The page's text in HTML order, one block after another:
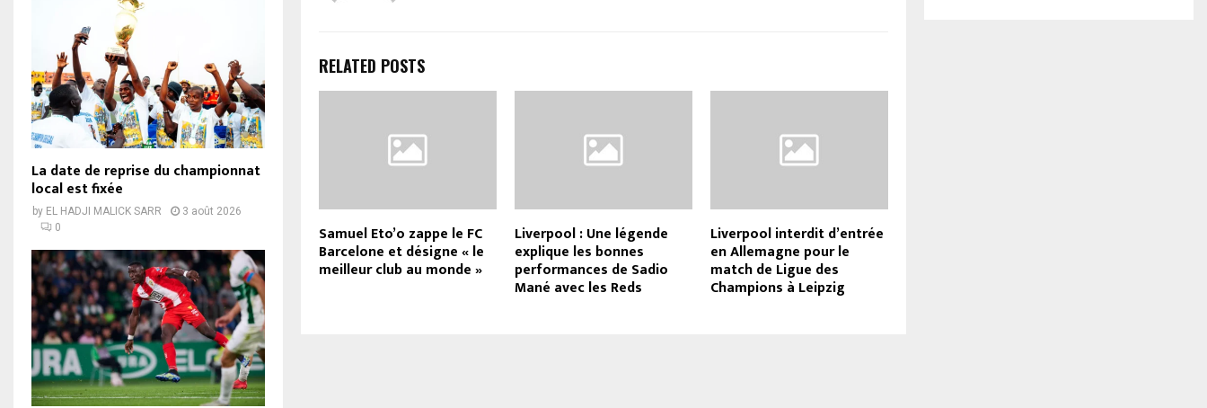
RELATED POSTS
Samuel Eto’o zappe le FC
Barcelone et désigne « le
meilleur club au monde »
Liverpool : Une légende
explique les bonnes
performances de Sadio
Mané avec les Reds
Liverpool interdit d’entrée
en Allemagne pour le
match de Ligue des
Champions à Leipzig
La date de reprise du championnat
local est fixée
by EL HADJI MALICK SARR
3 août 2026
0